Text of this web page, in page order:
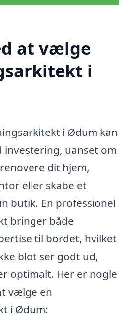
at vælge
i
i Ødum kan
uanset om
dit hjem,
eller skabe et
butik. En professionel
bringer både
til bordet, hvilket
blot ser godt ud,
optimalt. Her er nogle
vælge en
i Ødum: